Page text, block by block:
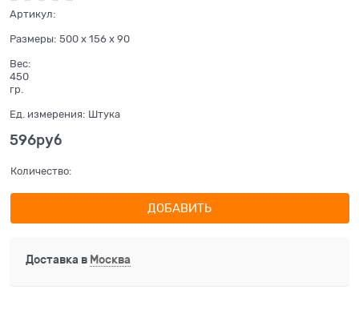
Артикул:
Размеры: 500 x 156 x 90
Вес:
450
гр.
Ед. измерения: Штука
596руб
Количество:
ДОБАВИТЬ
Доставка в Москва